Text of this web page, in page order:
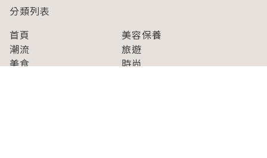
分類列表
首頁
美容保養
潮流
旅遊
美食
時尚